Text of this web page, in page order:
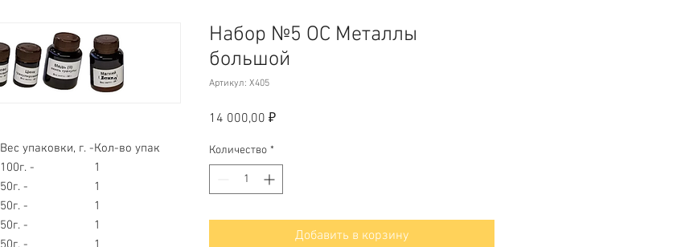
Вес упаковки, г. -Кол-во упак
100г. -
1
50г. -
1
50г. -
1
50г. -
1
Набор №5 ОС Металлы
большой
Артикул: Х405
14 000,00 ₽Цена
Количество *
Добавить в корзину